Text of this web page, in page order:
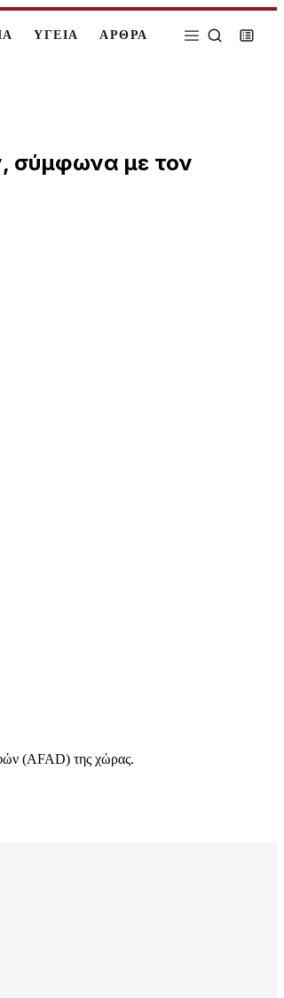
ΥΓΕΙΑ ΑΡΘΡΑ
σύμφωνα με τον
(AFAD) της χώρας.